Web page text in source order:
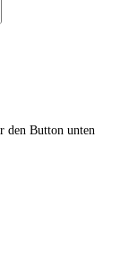
den Button unten